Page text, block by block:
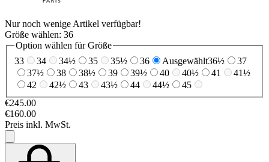
Nur noch wenige Artikel verfügbar!
Größe wählen: 36
Option wählen für Größe
33
34 34½ 35 35½ 36 Ausgewählt36½
37
37½
38 38½ 39 39½ 40 40½ 41
41½
42
42½ 43 43½ 44 44½
45
€245.00
€160.00
Preis inkl. MwSt.